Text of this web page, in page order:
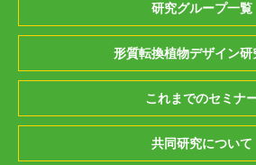
研究グループ一覧
形質転換植物デザイン研
これまでのセミナ
共同研究について